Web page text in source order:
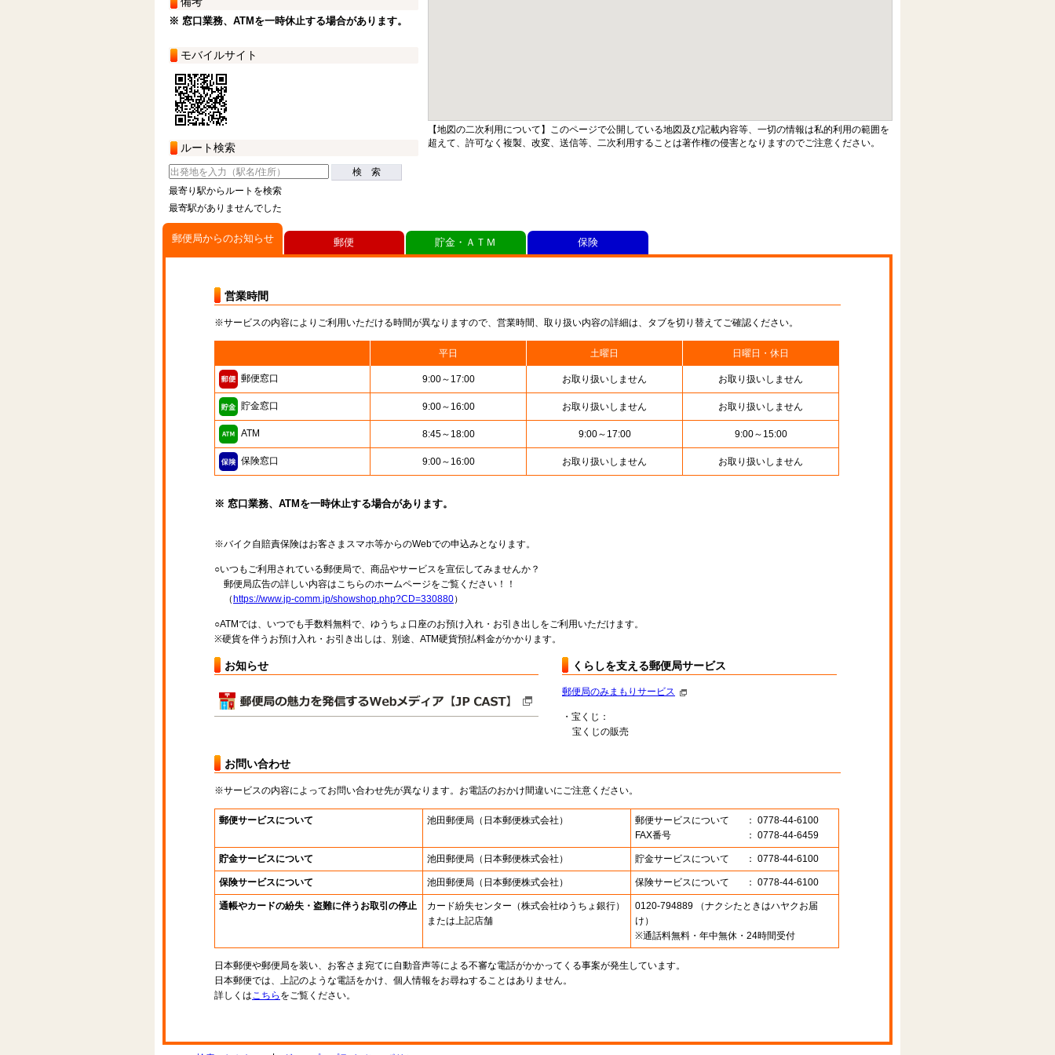
※ 窓口業務、ATMを一時休止する場合があります。
モバイルサイト
ルート検索
検 索
最寄り駅からルートを検索
最寄駅がありませんでした
【地図の二次利用について】このページで公開している地図及び記載内容等、一切の情報は私的利用の範囲を
超えて、許可なく複製、改変、送信等、二次利用することは著作権の侵害となりますのでご注意ください。
郵便局からのお知らせ
営業時間
※サービスの内容によりご利用いただける時間が異なりますので、営業時間、取り扱い内容の詳細は、タブを切り替えてご確認ください。
平日 土曜日 日曜日・休日
郵便窓口 9:00～17:00 お取り扱いしません お取り扱いしません
貯金窓口 9:00～16:00 お取り扱いしません お取り扱いしません
ATM 8:45～18:00 9:00～17:00 9:00～15:00
保険窓口 9:00～16:00 お取り扱いしません お取り扱いしません
※ 窓口業務、ATMを一時休止する場合があります。
※バイク自賠責保険はお客さまスマホ等からのWebでの申込みとなります。
○いつもご利用されている郵便局で、商品やサービスを宣伝してみませんか？
郵便局広告の詳しい内容はこちらのホームページをご覧ください！！
（ https://www.jp-comm.jp/showshop.php?CD=330880）
○ATMでは、いつでも手数料無料で、ゆうちょ口座のお預け入れ・お引き出しをご利用いただけます。
※硬貨を伴うお預け入れ・お引き出しは、別途、ATM硬貨預払料金がかかります。
お知らせ くらしを支える郵便局サービス
郵便局のみまもりサービス
・宝くじ：
宝くじの販売
お問い合わせ
※サービスの内容によってお問い合わせ先が異なります。お電話のおかけ間違いにご注意ください。
郵便サービスについて 池田郵便局 （日本郵便株式会社） 郵便サービスについて
： 0778-44-6100
FAX番号
： 0778-44-6459
貯金サービスについて 池田郵便局 （日本郵便株式会社） 貯金サービスについて ： 0778-44-6100
保険サービスについて 池田郵便局 （日本郵便株式会社） 保険サービスについて ： 0778-44-6100
通帳やカードの紛失・盗難に伴うお取引の停止 カード紛失センター （株式会社ゆうちょ銀行）
または上記店舗
0120-794889 （ナクシたときはハヤクお届
け）
※通話料無料・年中無休・24時間受付
日本郵便や郵便局を装い、お客さま宛てに自動音声等による不審な電話がかかってくる事案が発生しています。
日本郵便では、上記のような電話をかけ、個人情報をお尋ねすることはありません。
詳しくはこちら をご覧ください。
郵便 貯金・ＡＴＭ 保険